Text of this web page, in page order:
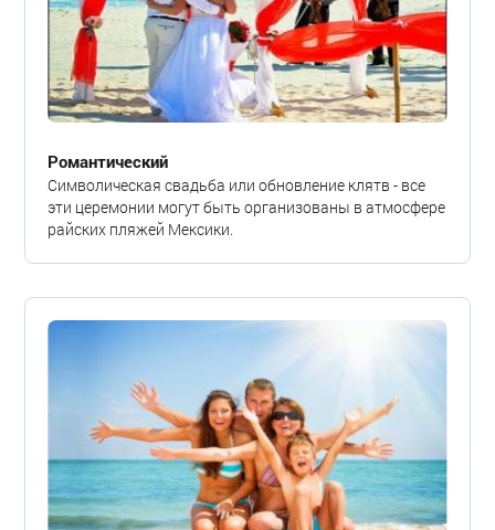
Романтический
Символическая свадьба или обновление клятв - все
эти церемонии могут быть организованы в атмосфере
райских пляжей Мексики.